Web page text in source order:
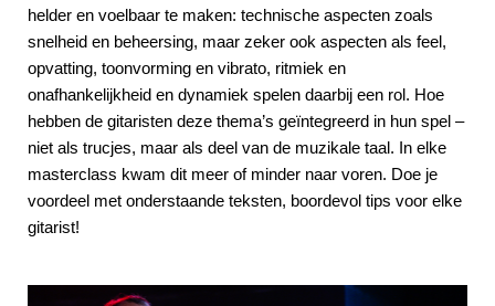
helder en voelbaar te maken: technische aspecten zoals
snelheid en beheersing, maar zeker ook aspecten als feel,
opvatting, toonvorming en vibrato, ritmiek en
onafhankelijkheid en dynamiek spelen daarbij een rol. Hoe
hebben de gitaristen deze thema’s geïntegreerd in hun spel –
niet als trucjes, maar als deel van de muzikale taal. In elke
masterclass kwam dit meer of minder naar voren. Doe je
voordeel met onderstaande teksten, boordevol tips voor elke
gitarist!